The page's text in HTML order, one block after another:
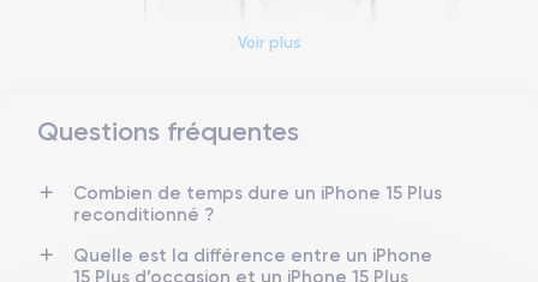
Dimensions et poids iPhone 15
Date de sortie
22/09/2023
Système exploitation
Dimensions Poids
Voir plus
Questions fréquentes
Combien de temps dure un iPhone 15 Plus
reconditionné ?
Quelle est la différence entre un iPhone
15 Plus d’occasion et un iPhone 15 Plus